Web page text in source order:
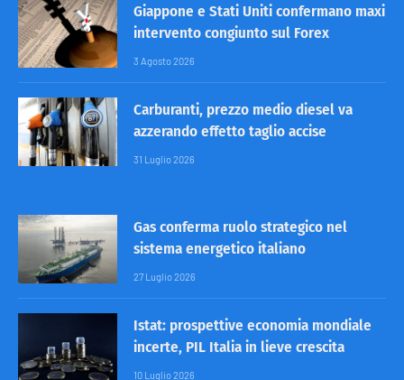
Giappone e Stati Uniti confermano maxi
intervento congiunto sul Forex
3 Agosto 2026
Carburanti, prezzo medio diesel va
azzerando effetto taglio accise
31 Luglio 2026
Gas conferma ruolo strategico nel
sistema energetico italiano
27 Luglio 2026
Istat: prospettive economia mondiale
incerte, PIL Italia in lieve crescita
10 Luglio 2026